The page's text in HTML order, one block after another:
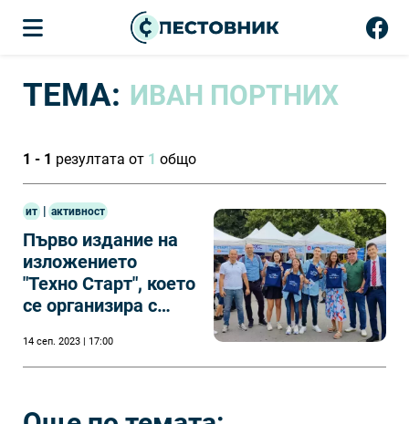
ТЕМА: ИВАН ПОРТНИХ
1 - 1 резултата от 1 общо
ит | активност
Първо издание на
изложението
"Техно Старт", което
се организира с
Клъстер - Варна
14 сеп. 2023 | 17:00